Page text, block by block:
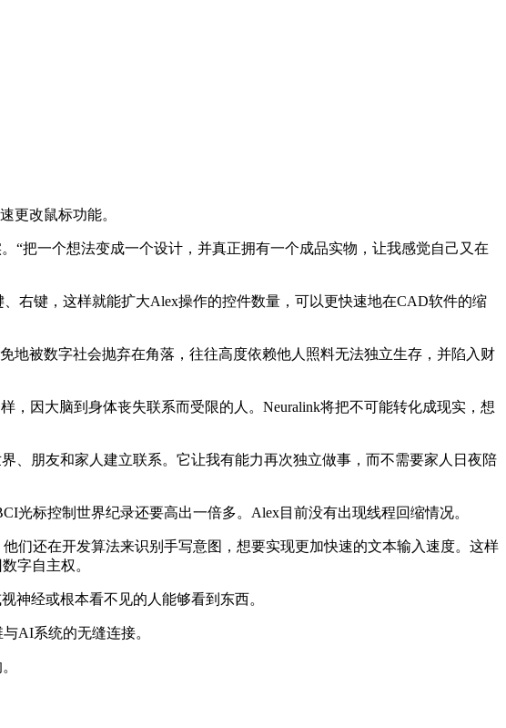
更改鼠标功能。
把一个想法变成一个设计，并真正拥有一个成品实物，让我感觉自己又在
键，这样就能扩大Alex操作的控件数量，可以更快速地在CAD软件的缩
被数字社会抛弃在角落，往往高度依赖他人照料无法独立生存，并陷入财
因大脑到身体丧失联系而受限的人。Neuralink将把不可能转化成现实，想
、朋友和家人建立联系。它让我有能力再次独立做事，而不需要家人日夜陪
标控制世界纪录还要高出一倍多。Alex目前没有出现线程回缩情况。
还在开发算法来识别手写意图，想要实现更加快速的文本输入速度。这样
字自主权。
经或根本看不见的人能够看到东西。
AI系统的无缝连接。